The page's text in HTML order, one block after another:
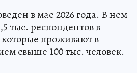
в мае 2026 года. В нем
тыс. респондентов в
которые проживают в
свыше 100 тыс. человек.